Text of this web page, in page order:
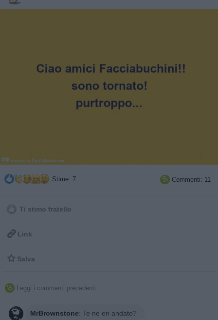
Stime: 7  Commenti: 11
Ti stimo fratello
 Link
 Salva
 Leggi i commenti precedenti...
MrBrownstone: Te ne eri andato?